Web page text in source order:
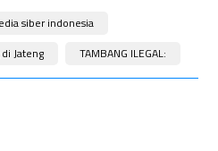
siber indonesia
Jateng TAMBANG ILEGAL: